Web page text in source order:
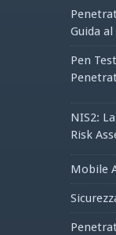
Guida
Pen
NIS2:
Risk
Mobile